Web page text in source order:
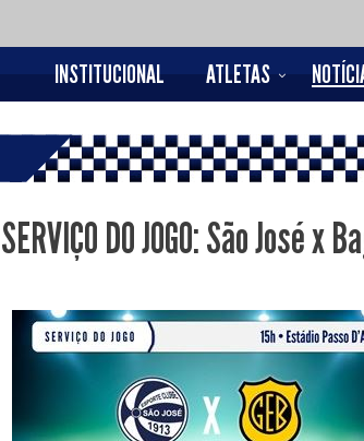
INSTITUCIONAL ATLETAS
SERVIÇO DO JOGO: São José x